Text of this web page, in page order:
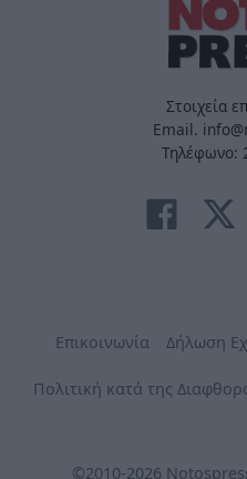
Στοιχεία
Email.
Τηλέφωνο:
Επικοινωνία Δήλωση
Πολιτική κατά της
©2010-2026